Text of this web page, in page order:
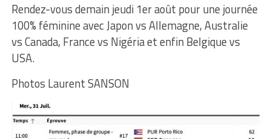
Rendez-vous demain jeudi 1er août pour une journée
100% féminine avec Japon vs Allemagne, Australie
vs Canada, France vs Nigéria et enfin Belgique vs
USA.
Photos Laurent SANSON